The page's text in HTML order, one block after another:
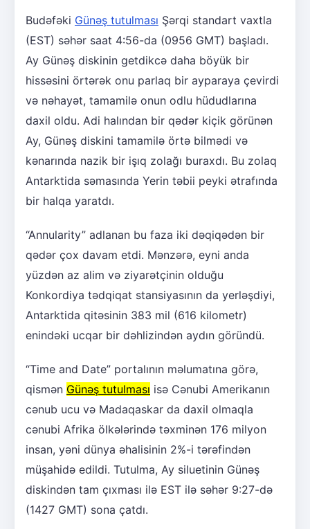
Budəfəki Günəş tutulması Şərqi standart vaxtla
(EST) səhər saat 4:56-da (0956 GMT) başladı.
Ay Günəş diskinin getdikcə daha böyük bir
hissəsini örtərək onu parlaq bir ayparaya çevirdi
və nəhayət, tamamilə onun odlu hüdudlarına
daxil oldu. Adi halından bir qədər kiçik görünən
Ay, Günəş diskini tamamilə örtə bilmədi və
kənarında nazik bir işıq zolağı buraxdı. Bu zolaq
Antarktida səmasında Yerin təbii peyki ətrafında
bir halqa yaratdı.
“Annularity” adlanan bu faza iki dəqiqədən bir
qədər çox davam etdi. Mənzərə, eyni anda
yüzdən az alim və ziyarətçinin olduğu
Konkordiya tədqiqat stansiyasının da yerləşdiyi,
Antarktida qitəsinin 383 mil (616 kilometr)
enindəki ucqar bir dəhlizindən aydın göründü.
“Time and Date” portalının məlumatına görə,
qismən Günəş tutulması isə Cənubi Amerikanın
cənub ucu və Madaqaskar da daxil olmaqla
cənubi Afrika ölkələrində təxminən 176 milyon
insan, yəni dünya əhalisinin 2%-i tərəfindən
müşahidə edildi. Tutulma, Ay siluetinin Günəş
diskindən tam çıxması ilə EST ilə səhər 9:27-də
(1427 GMT) sona çatdı.